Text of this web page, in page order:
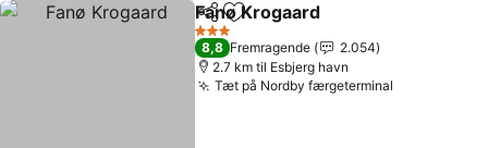
Del Føj til favoritter
Fanø Krogaard
3 Stjerner
8,8 Fremragende
2.054
2.7 km til Esbjerg havn
Tæt på Nordby færgeterminal